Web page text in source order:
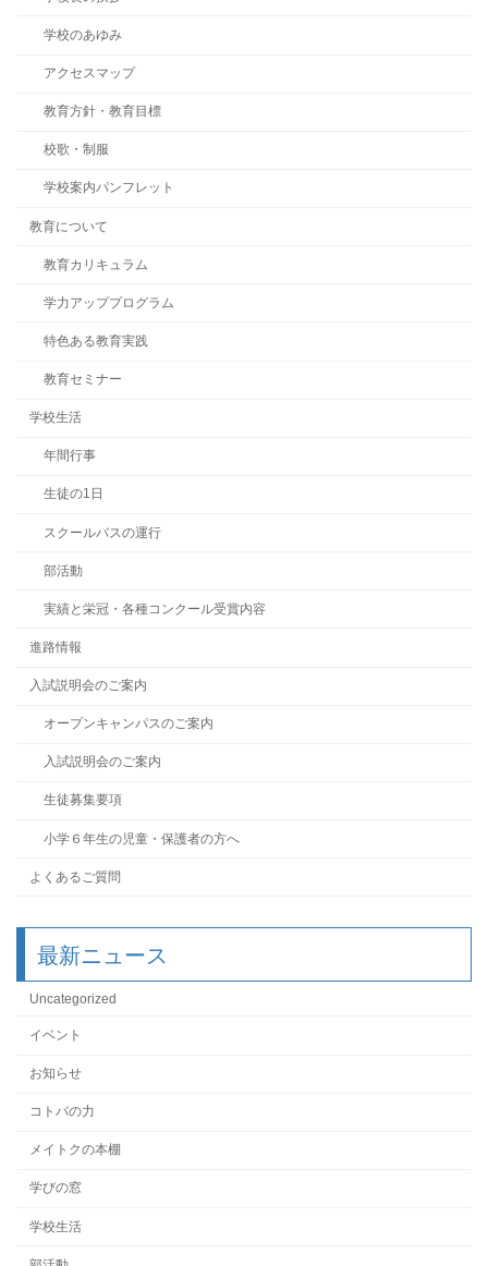
学校のあゆみ
アクセスマップ
教育方針・教育目標
校歌・制服
学校案内パンフレット
教育について
教育カリキュラム
学力アッププログラム
特色ある教育実践
教育セミナー
学校生活
年間行事
生徒の1日
スクールバスの運行
部活動
実績と栄冠・各種コンクール受賞内容
進路情報
入試説明会のご案内
オープンキャンパスのご案内
入試説明会のご案内
生徒募集要項
小学６年生の児童・保護者の方へ
よくあるご質問
最新ニュース
Uncategorized
イベント
お知らせ
コトバの力
メイトクの本棚
学びの窓
学校生活